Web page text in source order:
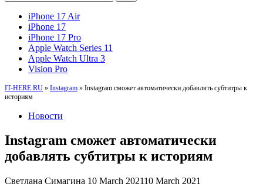
iPhone 17 Air
iPhone 17
iPhone 17 Pro
Apple Watch Series 11
Apple Watch Ultra 3
Vision Pro
IT-HERE.RU » Instagram » Instagram cможет автоматически добавлять субтитры к
историям
Новости
Instagram cможет автоматически
добавлять субтитры к историям
Светлана Симагина 10 March 202110 March 2021